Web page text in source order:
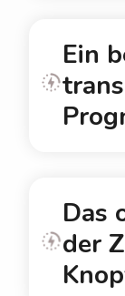
Ein
Das
der